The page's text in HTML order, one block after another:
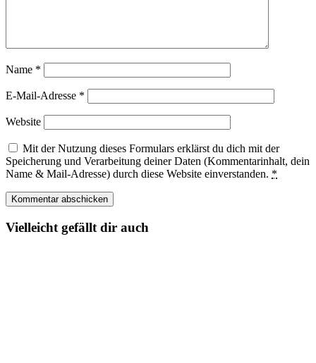
Name *
E-Mail-Adresse *
Website
Mit der Nutzung dieses Formulars erklärst du dich mit der
Speicherung und Verarbeitung deiner Daten (Kommentarinhalt, dein
Name & Mail-Adresse) durch diese Website einverstanden. *
Vielleicht gefällt dir auch